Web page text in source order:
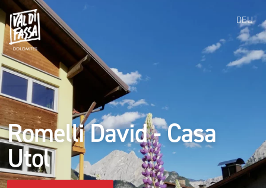
DEU
Romelli David - Casa
Utol